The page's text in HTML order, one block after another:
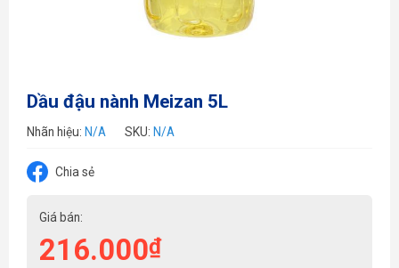
Dầu đậu nành Meizan 5L
Nhãn hiệu: N/A SKU: N/A
Chia sẻ
Giá bán:
216.000₫